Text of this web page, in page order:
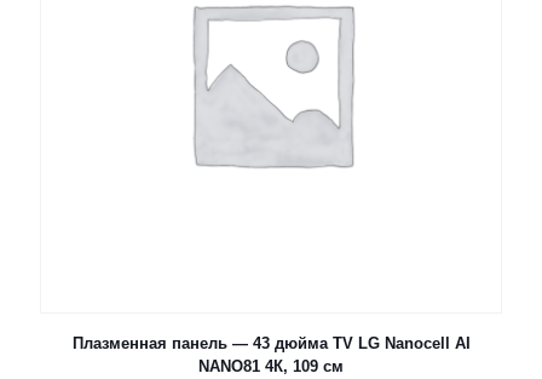
Плазменная панель — 43 дюйма TV LG Nanocell AI
NANO81 4К, 109 см